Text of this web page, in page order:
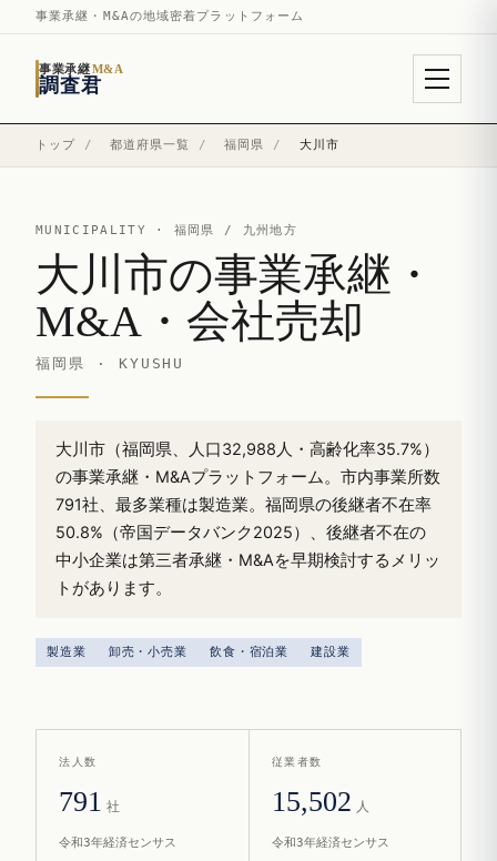
事業承継・M&Aの地域密着プラットフォーム
事業承継M&A
調査君
トップ / 都道府県一覧 / 福岡県 / 大川市
MUNICIPALITY · 福岡県 / 九州地方
大川市の事業承継・
M&A・会社売却
福岡県 · KYUSHU
大川市（福岡県、人口32,988人・高齢化率35.7%）
の事業承継・M&Aプラットフォーム。市内事業所数
791社、最多業種は製造業。福岡県の後継者不在率
50.8%（帝国データバンク2025）、後継者不在の
中小企業は第三者承継・M&Aを早期検討するメリッ
トがあります。
製造業 卸売・小売業 飲食・宿泊業 建設業
法人数
791 社
令和3年経済センサス
従業者数
15,502 人
令和3年経済センサス